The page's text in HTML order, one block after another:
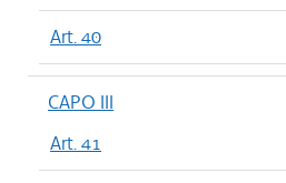
Art. 40
CAPO III
Art. 41